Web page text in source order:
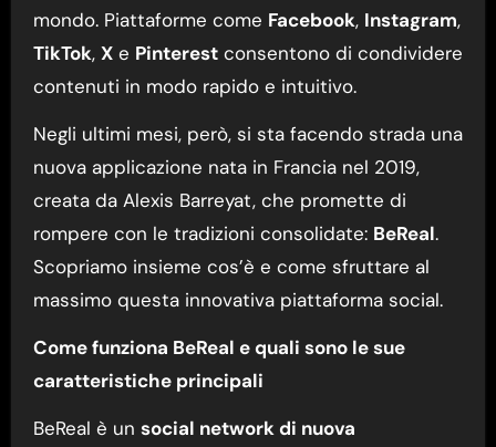
mondo. Piattaforme come Facebook, Instagram,
TikTok, Xe Pinterestconsentono di condividere
contenuti in modo rapido e intuitivo.
Negli ultimi mesi, però, si sta facendo strada una
nuova applicazione nata in Francia nel 2019,
creata da Alexis Barreyat, che promette di
rompere con le tradizioni consolidate: BeReal.
Scopriamo insieme cos’è e come sfruttare al
massimo questa innovativa piattaforma social.
Come funziona BeReal e quali sono le sue
caratteristiche principali
BeReal è un social network di nuova